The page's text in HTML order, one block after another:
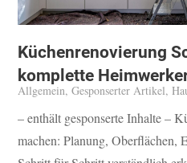
Küchenrenovierung
komplette
Allgemein,Gesponserter Artikel,
– enthält gesponserte Inhalte –
machen: Planung, Oberflächen,